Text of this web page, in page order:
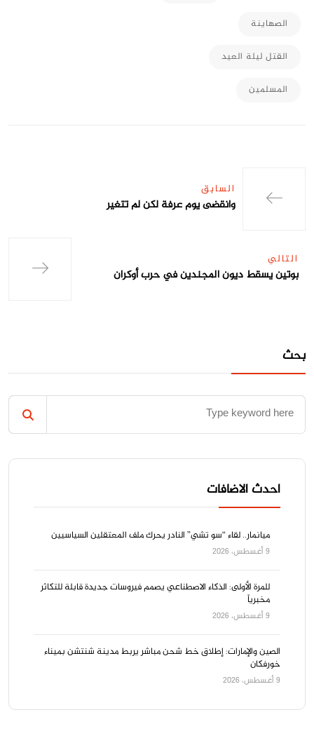
الصهاينة
القتل ليلة العيد
المسلمين
السابق
وانقضى يوم عرفة لكن لم تتغير
التالي
بوتين يسقط ديون المجندين في حرب أوكران
بحث
احدث الاضافات
ميانمار.. لقاء “سو تشي” النادر يحرك ملف المعتقلين السياسيين
9 أغسطس، 2026
للمرة الأولى: الذكاء الاصطناعي يصمم فيروسات جديدة قابلة للتكاثر
مخبرياً
9 أغسطس، 2026
الصين والإمارات: إطلاق خط شحن مباشر يربط مدينة شنتشن بميناء
خورفكان
9 أغسطس، 2026